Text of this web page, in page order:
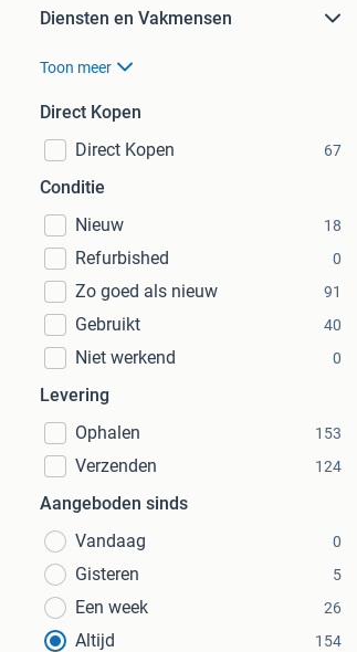
Diensten en Vakmensen
Toon meer
Direct Kopen
Direct Kopen
67
Conditie
Nieuw
18
Refurbished 0
Zo goed als nieuw 91
Gebruikt 40
Niet werkend 0
Levering
Ophalen
153
Verzenden 124
Aangeboden sinds
Vandaag
0
Gisteren 5
Een week 26
Altijd 154